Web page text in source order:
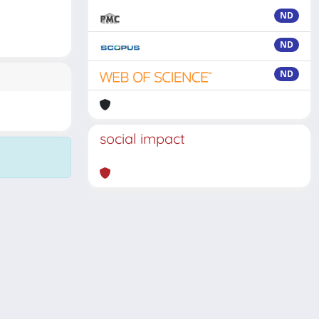
ND
ND
ND
social impact